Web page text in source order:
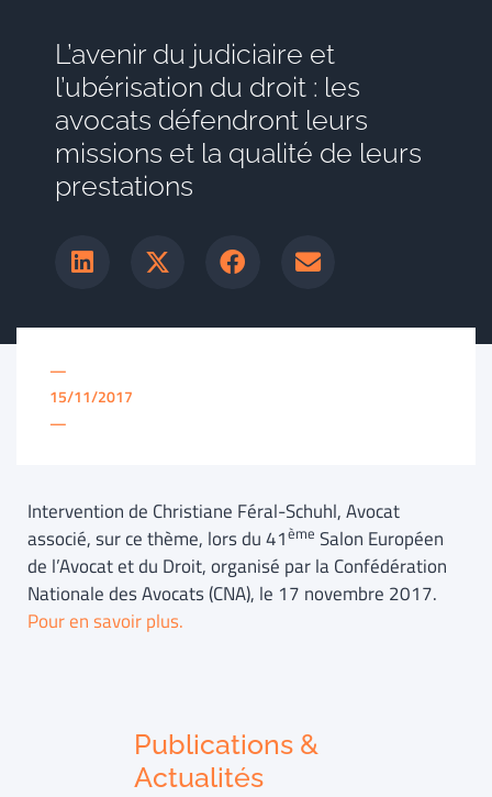
L’avenir du judiciaire et
l’ubérisation du droit : les
avocats défendront leurs
missions et la qualité de leurs
prestations
—
15/11/2017
—
Intervention de Christiane Féral-Schuhl, Avocat
associé, sur ce thème, lors du 41ème Salon Européen
de l’Avocat et du Droit, organisé par la Confédération
Nationale des Avocats (CNA), le 17 novembre 2017.
Pour en savoir plus.
Publications &
Actualités